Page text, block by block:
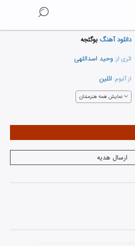
دانلود آهنگ بوگئجه
اثری از: وحید اسداللهی
از آلبوم: ائلین
نمایش همه هنرمندان
ارسال هدیه